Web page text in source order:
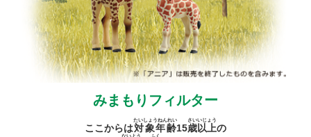
みまもりフィルター
ここからは対象年齢
たいしょうねんれい
15歳
さい
以上
いじょう
の
ないよう ふく